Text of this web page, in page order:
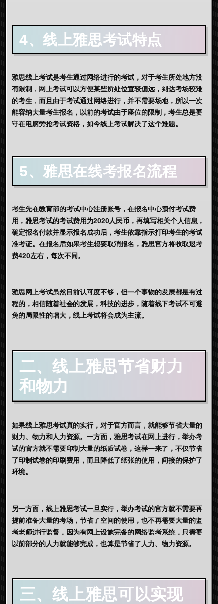
4、线上雅思考试特点
雅思线上考试是考生通过网络进行的考试，对于考生所处地方没
有限制，网上考试可以方便某些所处位置较偏远，到达考场较难
的考生，而且由于考试通过网络进行，并不需要场地，所以一次
能容纳大量考生报名，以前的考试由于座位的限制，考生总是要
守在电脑旁抢考试资格，如今线上考试解决了这个难题。
5、雅思在线考报名流程
考生先在教育部的考试中心注册账号，在报名中心预付考试费
用，雅思考试的考试费用为2020人民币，再填写相关个人信息，
确定报名付款并显示报名成功后，考生依靠指示打印考生的考试
准考证。在报名后如果考生想要取消报名，雅思官方将收取退考
费420左右，每次不同。
雅思网上考试虽然目前认可度不够，但一个事物的发展都是有过
程的，相信随着社会的发展，科技的进步，随着线下考试不可避
免的局限性的增大，线上考试将会成为主流。
二、线上雅思节省财力
和物力
如果线上雅思考试真的实行，对于官方而言，就能够节省大量的
财力、物力和人力资源。一方面，雅思考试在网上进行，举办考
试的官方就不需要印制大量的纸质试卷，这样一来了，不仅节省
了印制试卷的印刷费用，而且降低了纸张的使用，间接的保护了
环境。
另一方面， 线上雅思考试一旦实行，举办考试的官方就不需要再
提前准备大量的考场，节省了空间的使用，也不再需要大量的监
考老师进行监督，因为有网上设施完备的网络监考系统，只需要
以前部分的人力就能够完成，也算是节省了人力、物力资源。
三、线上雅思可以实现